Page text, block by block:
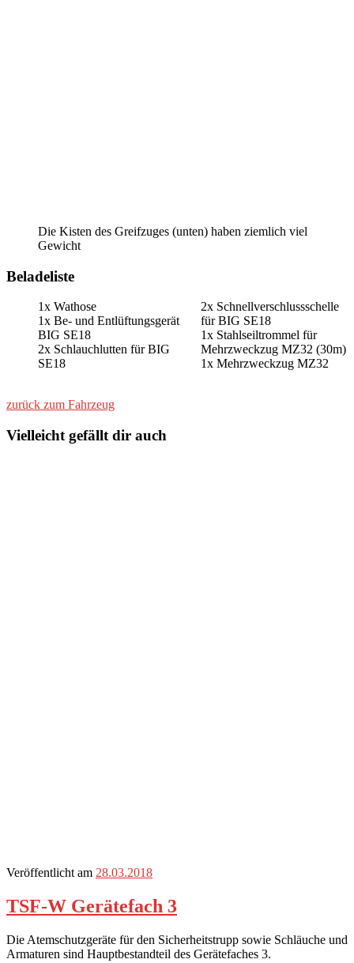
Die Kisten des Greifzuges (unten) haben ziemlich viel
Gewicht
Beladeliste
1x Wathose
1x Be- und Entlüftungsgerät
BIG SE18
2x Schlauchlutten für BIG
SE18
2x Schnellverschlussschelle
für BIG SE18
1x Stahlseiltrommel für
Mehrzweckzug MZ32 (30m)
1x Mehrzweckzug MZ32
zurück zum Fahrzeug
Vielleicht gefällt dir auch
Veröffentlicht am 28.03.2018
TSF-W Gerätefach 3
Die Atemschutzgeräte für den Sicherheitstrupp sowie Schläuche und
Armaturen sind Hauptbestandteil des Gerätefaches 3.